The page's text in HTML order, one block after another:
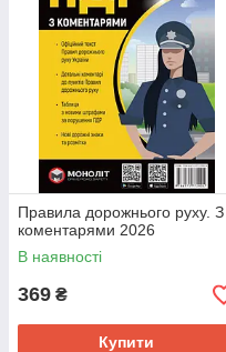
Правила дорожнього руху. З
коментарями 2026
В наявності
369 ₴
Купити